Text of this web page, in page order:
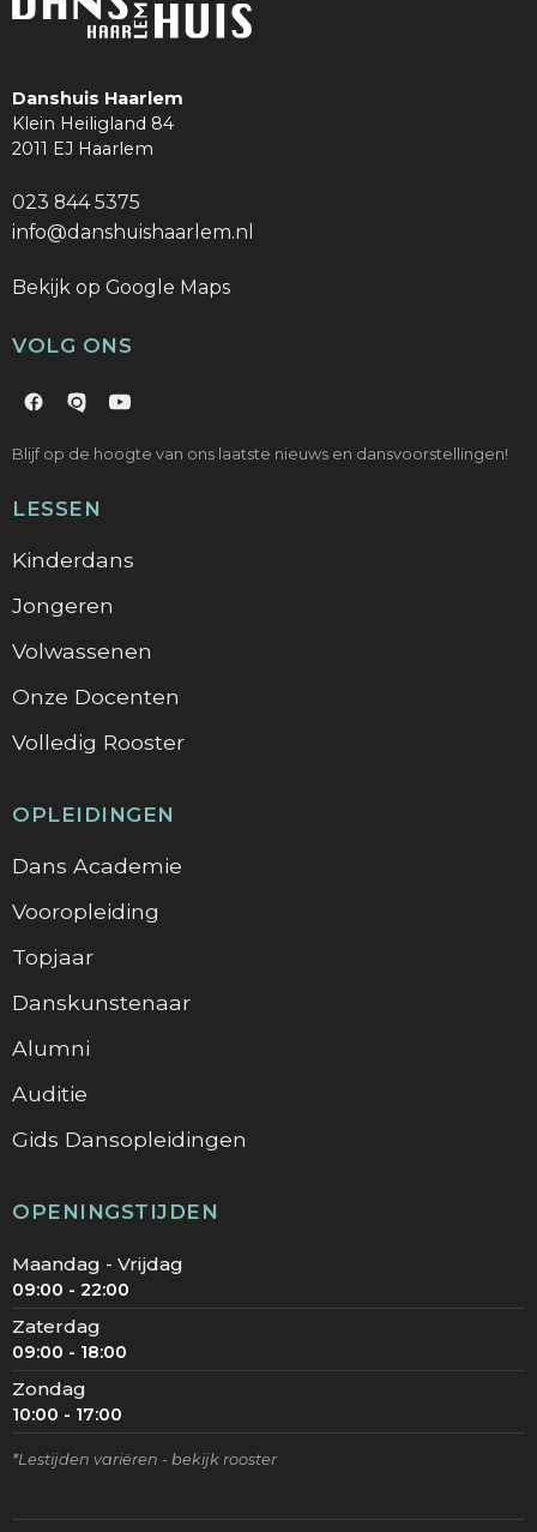
Danshuis Haarlem
Klein Heiligland 84
2011 EJ Haarlem
023 844 5375
info@danshuishaarlem.nl
Bekijk op Google Maps
VOLG ONS
Blijf op de hoogte van ons laatste nieuws en dansvoorstellingen!
LESSEN
Kinderdans
Jongeren
Volwassenen
Onze Docenten
Volledig Rooster
OPLEIDINGEN
Dans Academie
Vooropleiding
Topjaar
Danskunstenaar
Alumni
Auditie
Gids Dansopleidingen
OPENINGSTIJDEN
Maandag - Vrijdag
09:00 - 22:00
Zaterdag
09:00 - 18:00
Zondag
10:00 - 17:00
*Lestijden variëren - bekijk rooster